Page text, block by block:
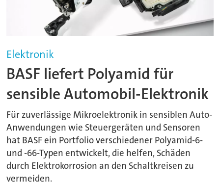
Elektronik
BASF liefert Polyamid für
sensible Automobil-Elektronik
Für zuverlässige Mikroelektronik in sensiblen Auto-
Anwendungen wie Steuergeräten und Sensoren
hat BASF ein Portfolio verschiedener Polyamid-6-
und -66-Typen entwickelt, die helfen, Schäden
durch Elektrokorrosion an den Schaltkreisen zu
vermeiden.